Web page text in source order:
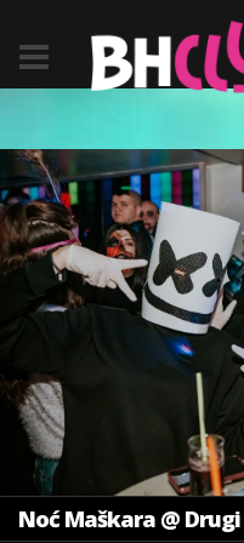
Noć Maškara @